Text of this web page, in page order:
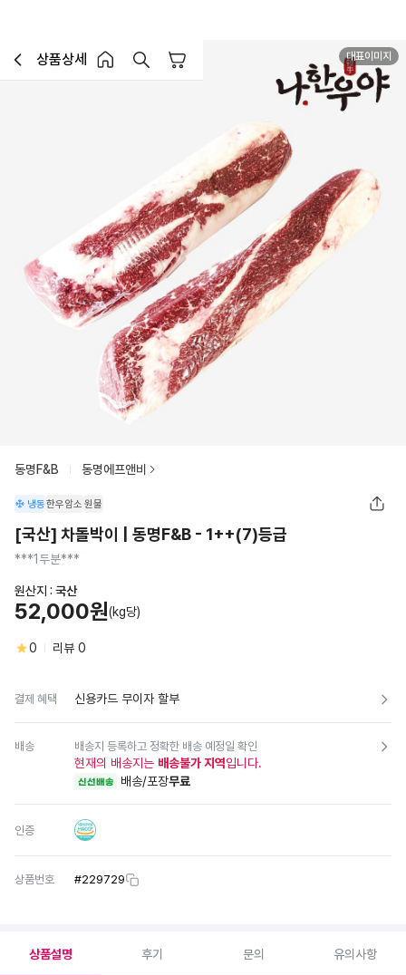
이전페이지로 이동
상품상세
홈 버튼홈 장바구니
대표이미지
동명F&B 동명에프앤비
냉동한우암소 원물
[국산] 차돌박이 | 동명F&B - 1++(7)등급
***1두분***
원산지 : 국산
52,000원(kg당)
0 리뷰 0
결제 혜택 신용카드 무이자 할부
배송 배송지 등록하고 정확한 배송 예정일 확인
현재의 배송지는 배송불가 지역입니다.
신선배송 배송/포장무료
인증
상품번호 #229729
상품설명 후기 문의 유의사항